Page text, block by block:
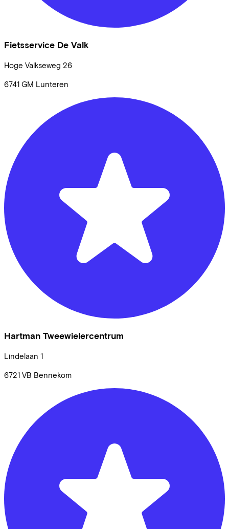
Fietsservice De Valk
Hoge Valkseweg 26
6741 GM Lunteren
Hartman Tweewielercentrum
Lindelaan 1
6721 VB Bennekom